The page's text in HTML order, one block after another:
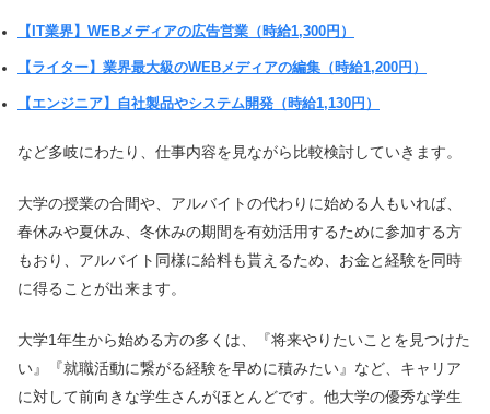
【IT業界】WEBメディアの広告営業（時給1,300円）
【ライター】業界最大級のWEBメディアの編集（時給1,200円）
【エンジニア】自社製品やシステム開発（時給1,130円）
など多岐にわたり、仕事内容を見ながら比較検討していきます。
大学の授業の合間や、アルバイトの代わりに始める人もいれば、
春休みや夏休み、冬休みの期間を有効活用するために参加する方
もおり、アルバイト同様に給料も貰えるため、お金と経験を同時
に得ることが出来ます。
大学1年生から始める方の多くは、『将来やりたいことを見つけた
い』『就職活動に繋がる経験を早めに積みたい』など、キャリア
に対して前向きな学生さんがほとんどです。他大学の優秀な学生